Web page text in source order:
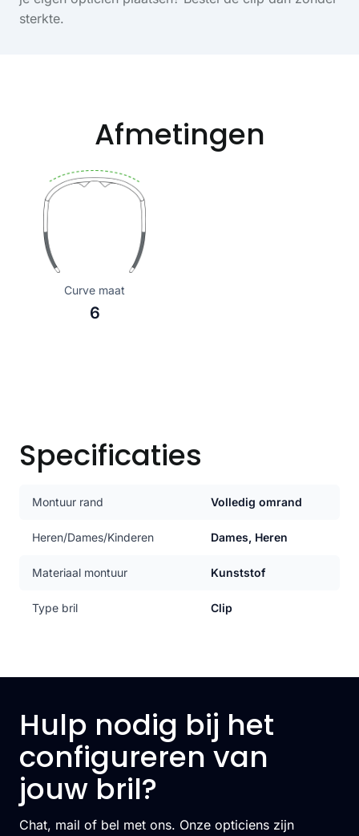
sterkte.
Afmetingen
Curve maat
6
Specificaties
Montuur rand Volledig omrand
Heren/Dames/Kinderen Dames, Heren
Materiaal montuur Kunststof
Type bril Clip
Hulp nodig bij het
configureren van
jouw bril?
Chat, mail of bel met ons. Onze opticiens zijn